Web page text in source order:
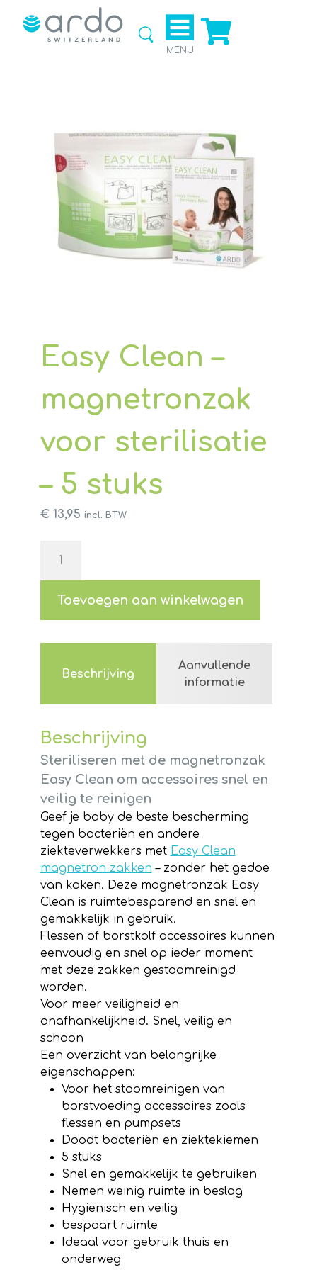
MENU
Easy Clean –
magnetronzak
voor sterilisatie
– 5 stuks
€ 13,95 incl. BTW
Clean
-
magnetronzak
aantal
Toevoegen aan winkelwagen
Beschrijving
Aanvullende
informatie
Beschrijving
Steriliseren met de magnetronzak
Easy Clean om accessoires snel en
veilig te reinigen
Geef je baby de beste bescherming
tegen bacteriën en andere
ziekteverwekkers met Easy Clean
magnetron zakken – zonder het gedoe
van koken. Deze magnetronzak Easy
Clean is ruimtebesparend en snel en
gemakkelijk in gebruik.
Flessen of borstkolf accessoires kunnen
eenvoudig en snel op ieder moment
met deze zakken gestoomreinigd
worden.
Voor meer veiligheid en
onafhankelijkheid. Snel, veilig en
schoon
Een overzicht van belangrijke
eigenschappen:
Voor het stoomreinigen van
borstvoeding accessoires zoals
flessen en pumpsets
Doodt bacteriën en ziektekiemen
5 stuks
Snel en gemakkelijk te gebruiken
Nemen weinig ruimte in beslag
Hygiënisch en veilig
bespaart ruimte
Ideaal voor gebruik thuis en
onderweg